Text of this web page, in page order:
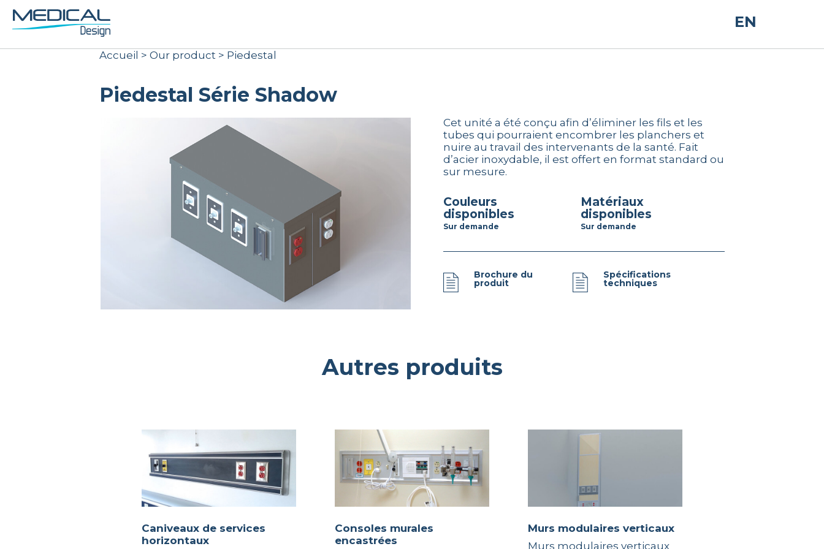
EN
Accueil > Our product > Piedestal
Piedestal Série Shadow
Cet unité a été conçu afin d’éliminer les fils et les
tubes qui pourraient encombrer les planchers et
nuire au travail des intervenants de la santé. Fait
d’acier inoxydable, il est offert en format standard ou
sur mesure.
couleurs
disponibles
Sur demande
matériaux
disponibles
Sur demande
Brochure du
produit
Spécifications
techniques
Autres produits
Caniveaux de services
horizontaux
Consoles murales
encastrées
Murs modulaires verticaux
Murs modulaires verticaux